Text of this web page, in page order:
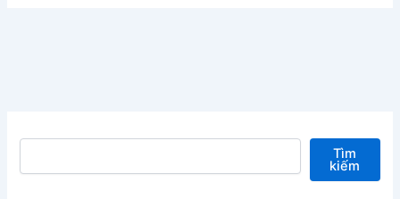
Tìm kiếm Tìm
kiếm